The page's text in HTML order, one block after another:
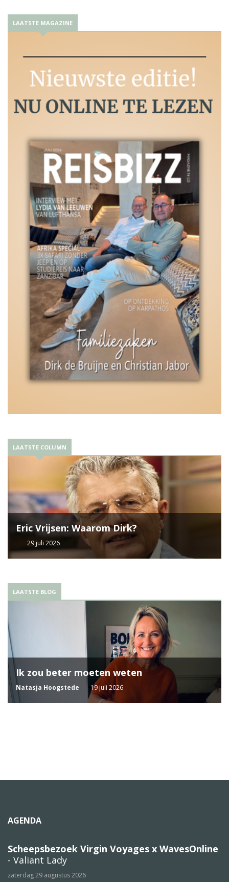
LAATSTE MAGAZINE
LAATSTE COLUMN
Eric Vrijsen: Waarom Dirk?
29 juli 2026
LAATSTE BLOG
Ik zou beter moeten weten
Natasja Hoogstede 19 juli 2026
AGENDA
Scheepsbezoek Virgin Voyages x WavesOnline
- Valiant Lady
zaterdag 29 augustus 2026